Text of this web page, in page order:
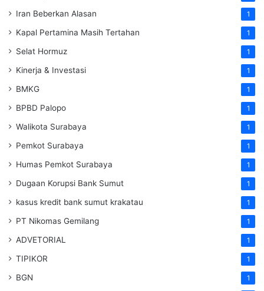
Iran Beberkan Alasan 1
Kapal Pertamina Masih Tertahan 1
Selat Hormuz 1
Kinerja & Investasi 1
BMKG 1
BPBD Palopo 1
Walikota Surabaya 1
Pemkot Surabaya 1
Humas Pemkot Surabaya 1
Dugaan Korupsi Bank Sumut 1
kasus kredit bank sumut krakatau 1
PT Nikomas Gemilang 1
ADVETORIAL 1
TIPIKOR 1
BGN 1